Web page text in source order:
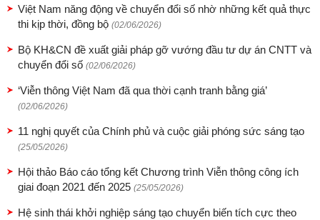
Việt Nam năng động về chuyển đổi số nhờ những kết quả thực
thi kịp thời, đồng bộ (02/06/2026)
Bộ KH&CN đề xuất giải pháp gỡ vướng đầu tư dự án CNTT và
chuyển đổi số (02/06/2026)
‘Viễn thông Việt Nam đã qua thời cạnh tranh bằng giá’
(02/06/2026)
11 nghị quyết của Chính phủ và cuộc giải phóng sức sáng tạo
(25/05/2026)
Hội thảo Báo cáo tổng kết Chương trình Viễn thông công ích
giai đoạn 2021 đến 2025 (25/05/2026)
Hệ sinh thái khởi nghiệp sáng tạo chuyển biến tích cực theo